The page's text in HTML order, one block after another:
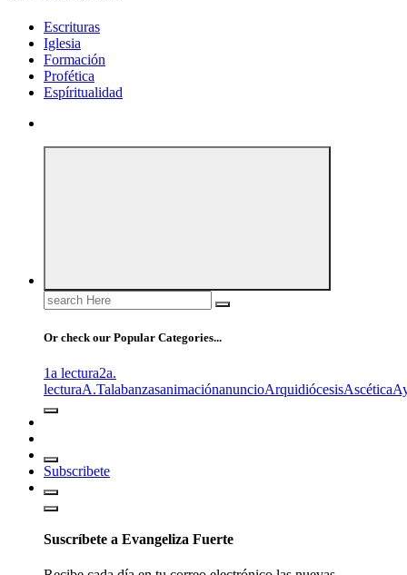
Escrituras
Iglesia
Formación
Profética
Espíritualidad
Search
for:
Or check our Popular Categories...
1a lectura2a.
lecturaA.TalabanzasanimaciónanuncioArquidiócesisAscética
Subscribete
Suscríbete a Evangeliza Fuerte